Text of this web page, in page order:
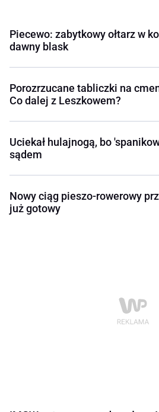
Piecewo: zabytkowy ołtarz w
dawny blask
Porozrzucane tabliczki na
Co dalej z Leszkowem?
Uciekał hulajnogą, bo
sądem
Nowy ciąg pieszo-rowerowy
już gotowy